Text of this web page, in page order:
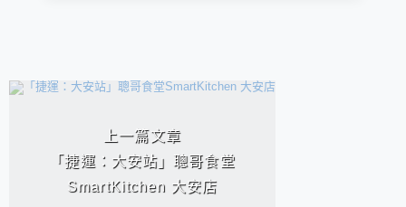
相連文章
上一篇文章
「捷運：大安站」聰哥食堂
SmartKitchen 大安店